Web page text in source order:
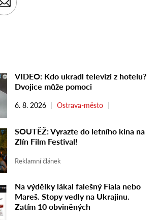
VIDEO: Kdo ukradl televizi z hotelu?
Dvojice může pomoci
6. 8. 2026 Ostrava-město
SOUTĚŽ: Vyrazte do letního kina na
Zlín Film Festival!
Reklamní článek
Na výdělky lákal falešný Fiala nebo
Mareš. Stopy vedly na Ukrajinu.
Zatím 10 obviněných